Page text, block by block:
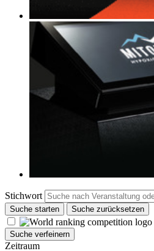
Stichwort
Suche starten Suche zurücksetzen
Suche verfeinern
Zeitraum